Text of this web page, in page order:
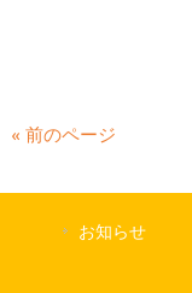
« 前のページ
お知らせ